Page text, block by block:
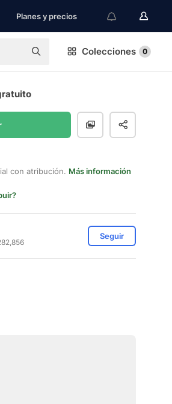
Planes y precios
Colecciones 0
con atribución. Más información
Seguir